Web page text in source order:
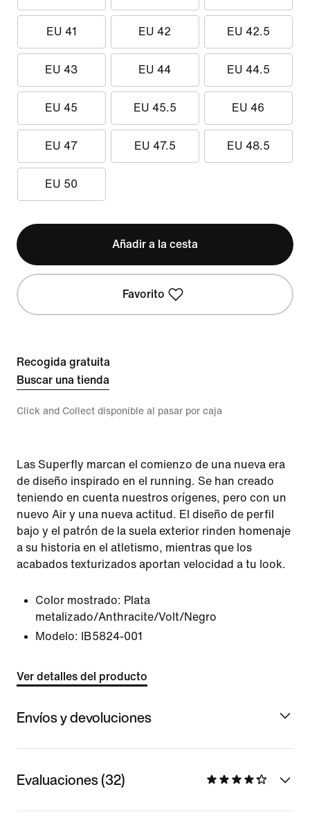
EU 41 EU 42 EU 42.5
EU 43 EU 44 EU 44.5
EU 45 EU 45.5 EU 46
EU 47 EU 47.5 EU 48.5
EU 50
Añadir a la cesta
Favorito
Recogida gratuita
Buscar una tienda
Click and Collect disponible al pasar por caja
Las Superfly marcan el comienzo de una nueva era
de diseño inspirado en el running. Se han creado
teniendo en cuenta nuestros orígenes, pero con un
nuevo Air y una nueva actitud. El diseño de perfil
bajo y el patrón de la suela exterior rinden homenaje
a su historia en el atletismo, mientras que los
acabados texturizados aportan velocidad a tu look.
Color mostrado: Plata
metalizado/Anthracite/Volt/Negro
Modelo:
IB5824-001
Ver detalles del producto
Envíos y devoluciones
Evaluaciones (32)